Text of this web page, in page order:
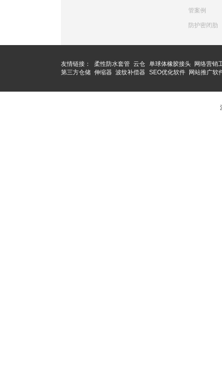
管案例
防护密闭肋
友情链接： 柔性防水套管 云仓 单球体橡胶接头
网络营销
第三方仓储 伸缩器 波纹补偿器 SEO优化软件 网站推广软